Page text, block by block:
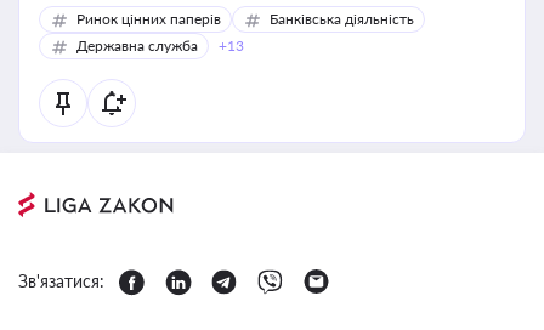
Ринок цінних паперів
Банківська діяльність
Державна служба
+13
Зв'язатися: